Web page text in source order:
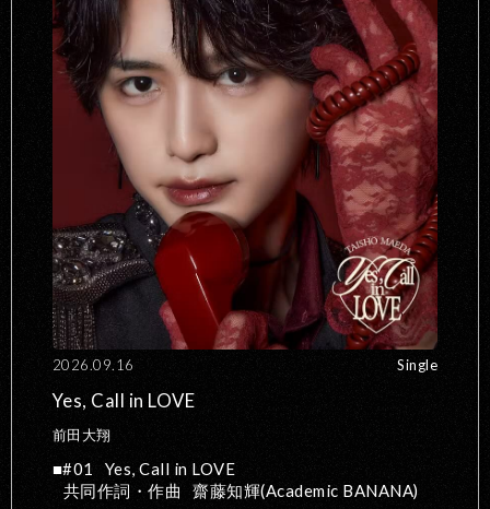
2026.09.16 Single
Yes, Call in LOVE
前田大翔
#01
Yes, Call in LOVE
共同作詞・作曲
齋藤知輝(Academic BANANA)